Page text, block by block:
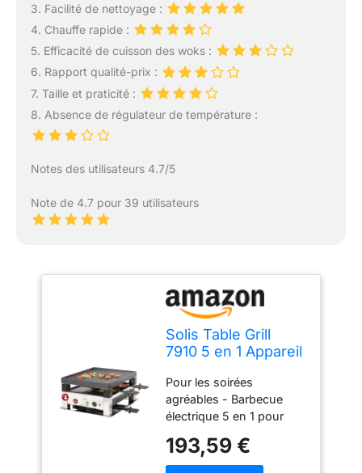
3. Facilité de nettoyage :
4. Chauffe rapide :
5. Efficacité de cuisson des woks :
6. Rapport qualité-prix :
7. Taille et praticité :
8. Absence de régulateur de température :
Notes des utilisateurs 4.7/5
Note de 4.7 pour 39 utilisateurs
Solis Table Grill
7910 5 en 1 Appareil
personnes –
Raclette + grill de
table + wok + grill à
pizza + crêpes –
Barbecue
Pour les soirées
agréables - Barbecue
électrique 5 en 1 pour
famille et entre amis :
raclette grill, barbecue de
193,59 €